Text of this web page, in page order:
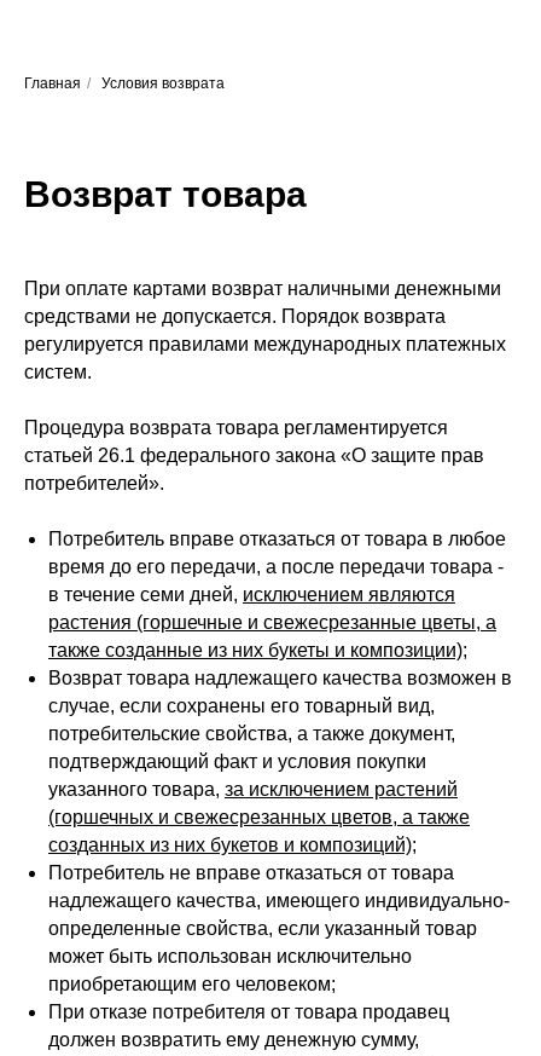
Главная / Условия возврата
Возврат товара
При оплате картами возврат наличными денежными
средствами не допускается. Порядок возврата
регулируется правилами международных платежных
систем.
Процедура возврата товара регламентируется
статьей 26.1 федерального закона «О защите прав
потребителей».
Потребитель вправе отказаться от товара в любое
время до его передачи, а после передачи товара -
в течение семи дней, исключением являются
растения (горшечные и свежесрезанные цветы, а
также созданные из них букеты и композиции);
Возврат товара надлежащего качества возможен в
случае, если сохранены его товарный вид,
потребительские свойства, а также документ,
подтверждающий факт и условия покупки
указанного товара, за исключением растений
(горшечных и свежесрезанных цветов, а также
созданных из них букетов и композиций);
Потребитель не вправе отказаться от товара
надлежащего качества, имеющего индивидуально-
определенные свойства, если указанный товар
может быть использован исключительно
приобретающим его человеком;
При отказе потребителя от товара продавец
должен возвратить ему денежную сумму,